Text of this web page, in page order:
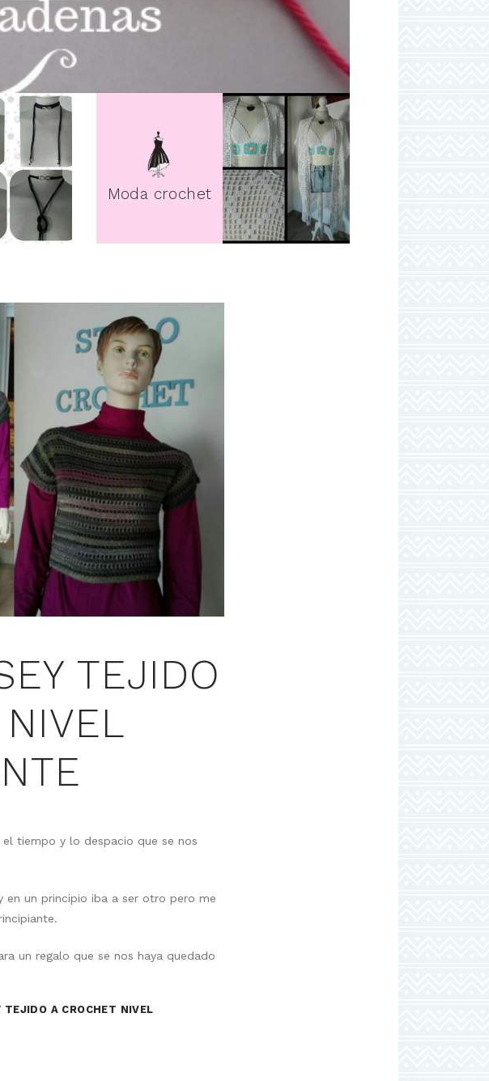
Moda crochet
pin it
TEJIDO
tiempo y lo despacio que se nos
en un principio iba a ser otro pero me
un regalo que se nos haya quedado
TEJIDO A CROCHET NIVEL